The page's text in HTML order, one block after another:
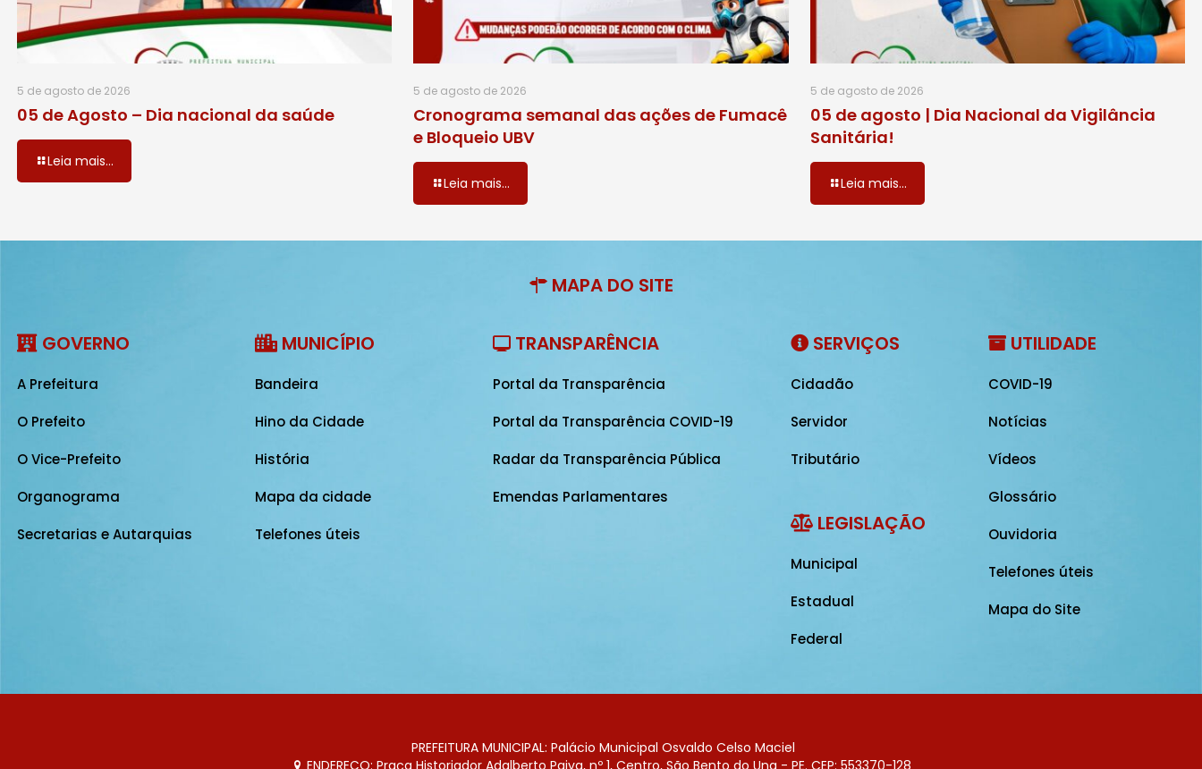
5 de agosto de 2026
05 de Agosto – Dia nacional da saúde
Leia mais...
5 de agosto de 2026
Cronograma semanal das ações de Fumacê
e Bloqueio UBV
Leia mais...
5 de agosto de 2026
05 de agosto | Dia Nacional da Vigilância
Sanitária!
Leia mais...
MAPA DO SITE
GOVERNO
A Prefeitura
O Prefeito
O Vice-Prefeito
Organograma
Secretarias e Autarquias
MUNICÍPIO
Bandeira
Hino da Cidade
História
Mapa da cidade
Telefones úteis
TRANSPARÊNCIA
Portal da Transparência
Portal da Transparência COVID-19
Radar da Transparência Pública
Emendas Parlamentares
SERVIÇOS
Cidadão
Servidor
Tributário
LEGISLAÇÃO
Municipal
Estadual
Federal
UTILIDADE
COVID-19
Notícias
Vídeos
Glossário
Ouvidoria
Telefones úteis
Mapa do Site
PREFEITURA MUNICIPAL: Palácio Municipal Osvaldo Celso Maciel